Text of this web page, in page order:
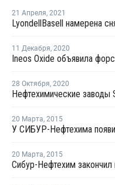
21 Апреля, 2021
11 Декабря, 2020
28 Октября, 2020
20 Марта, 2015
У CИБУР-Нефтехима
20 Марта, 2015
Сибур-Нефтехим